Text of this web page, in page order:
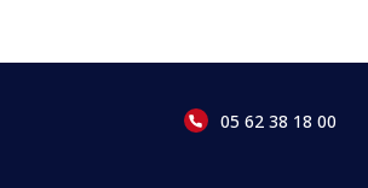
05 62 38 18 00